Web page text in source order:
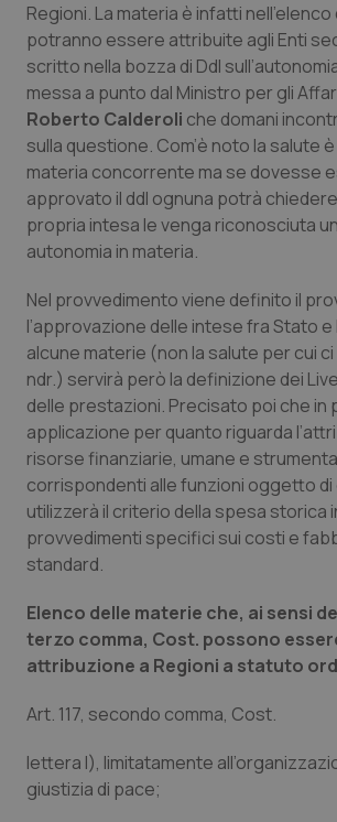
Lazio
Liguria
Lombardia
Marche
Piemonte
Provincia Autonoma di
Provincia Autonoma di Trento
Puglia
Sardegna
Sicilia
Toscana
Umbria
Valle D’Aosta
Diabete & glucometri
Disturbi dell’umore
Dolore
Donna & Salute
HIV
Infezioni & Febbre
Ipertensione & Scompenso
Malattie rare
Malattia di Crohn &
Neuroscienze & patologie
Obesità
Oftalmologia
Oncodermatologia
Regioni. La materia è infatti
potranno essere attribuite agli Enti
scritto nella bozza di Ddl
messa a punto dal Ministro per gli
Roberto Calderoli che domani
sulla questione. Com’è noto la salute
materia concorrente ma se dovesse
approvato il ddl ognuna potrà
propria intesa le venga riconosciuta
autonomia in materia.
Nel provvedimento viene definito il
l’approvazione delle intese fra Stato e
alcune materie (non la salute per cui ci
ndr.) servirà però la definizione dei
delle prestazioni. Precisato poi che in
applicazione per quanto riguarda
risorse finanziarie, umane e
corrispondenti alle funzioni oggetto
utilizzerà il criterio della spesa storica
provvedimenti specifici sui costi e
standard.
Elenco delle materie che, ai sensi
terzo comma, Cost. possono
attribuzione a Regioni a statuto
Art. 117, secondo comma, Cost.
lettera l), limitatamente
giustizia di pace;